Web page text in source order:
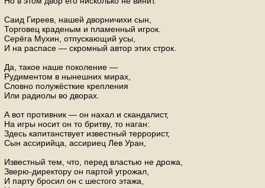
Саид Гиреев, нашей дворничихи сын,
Торговец краденым и пламенный игрок.
Серёга Мухин, отпускающий усы,
И на распасе — скромный автор этих строк.
Да, такое наше поколение —
Рудиментом в нынешних мирах,
Словно полужёсткие крепления
Или радиолы во дворах.
А вот противник — он нахал и скандалист,
На игры носит он то бритву, то наган:
Здесь капитанствует известный террорист,
Сын ассирийца, ассириец Лев Уран,
Известный тем, что, перед властью не дрожа,
Зверю-директору он партой угрожал,
И парту бросил он с шестого этажа,